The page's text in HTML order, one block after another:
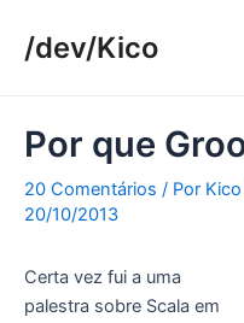
para/dev/Kico
Por que
20 Comentários / Por
20/10/2013
Certa vez fui a uma
palestra sobre Scala em